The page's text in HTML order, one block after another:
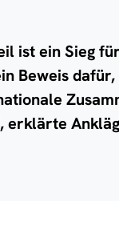
ist ein Sieg
Beweis dafür,
erklärte